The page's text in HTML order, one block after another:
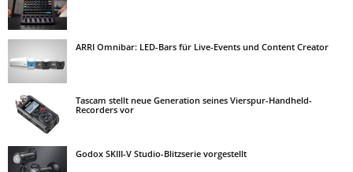
ARRI Omnibar: LED-Bars für Live-Events und Content Creator
Tascam stellt neue Generation seines Vierspur-Handheld-
Recorders vor
Godox SKIII-V Studio-Blitzserie vorgestellt